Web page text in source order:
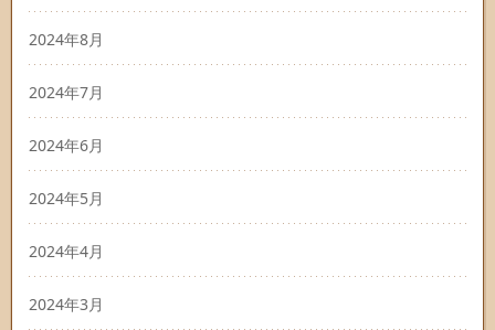
2024年8月
2024年7月
2024年6月
2024年5月
2024年4月
2024年3月